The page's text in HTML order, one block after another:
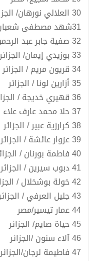
30 العلالي نورهان/ الجزائر
31شهد مصطفى شعبان محمود / مصر
32 صفية جابر عبد الرحمن/ مصر
33 بوزيدي إيمان/ الجزائر
34 قريون مريم / الجزائر
35 أزارين لونا / الجزائر
36 قهيري خديجة / الجزائر
37 حلا محمد عارف علاء الدين/سوريا
38 كرارزية عبير / الجزائر
39 عزوار عائشة / الجزائر
40 فاطمة بورنان / الجزائر
41 دبوب سيرين / الجزائر
42 خولة بوشخلال / الجزائر
43 جليل العرفي / الجزائر
44 عمار تيسير/مصر
45 حياة صايم/ الجزائر
46 آلاء سنون /الجزائر
47 فاطيمة لرجان/الجزائر